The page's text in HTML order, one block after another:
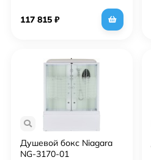
117 815 ₽
Душевой бокс Niagara
NG-3170-01